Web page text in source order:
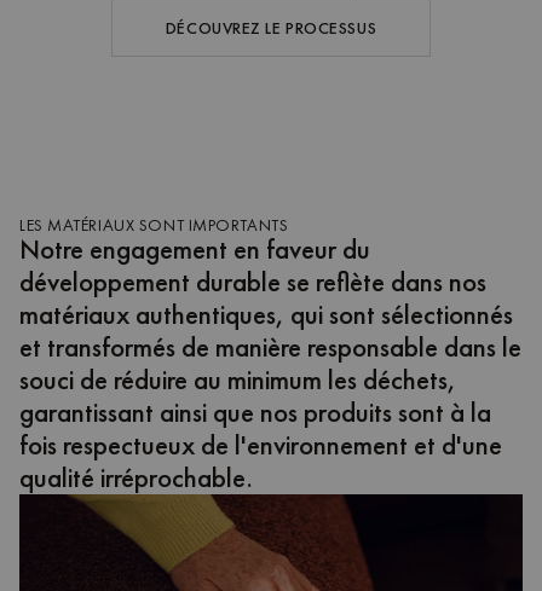
DÉCOUVREZ LE PROCESSUS
LES MATÉRIAUX SONT IMPORTANTS
Notre engagement en faveur du
développement durable se reflète dans nos
matériaux authentiques, qui sont sélectionnés
et transformés de manière responsable dans le
souci de réduire au minimum les déchets,
garantissant ainsi que nos produits sont à la
fois respectueux de l'environnement et d'une
qualité irréprochable.